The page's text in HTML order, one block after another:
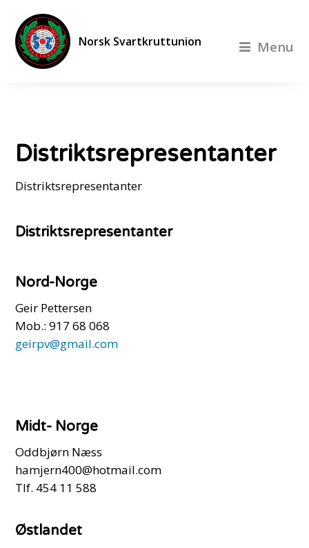
Norsk Svartkruttunion Menu
Distriktsrepresentanter
Distriktsrepresentanter
Distriktsrepresentanter
Nord-Norge
Geir Pettersen
Mob.: 917 68 068
geirpv@gmail.com
Midt- Norge
Oddbjørn Næss
hamjern400@hotmail.com
Tlf. 454 11 588
Østlandet